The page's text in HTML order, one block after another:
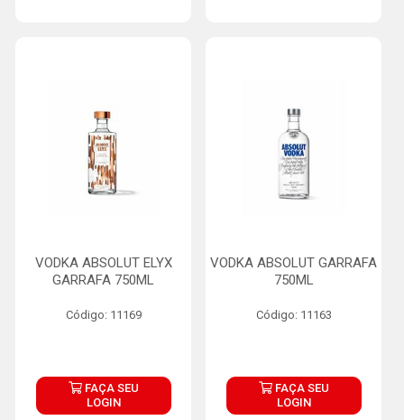
VODKA ABSOLUT ELYX
GARRAFA 750ML
Código: 11169
FAÇA SEU
LOGIN
VODKA ABSOLUT GARRAFA
750ML
Código: 11163
FAÇA SEU
LOGIN